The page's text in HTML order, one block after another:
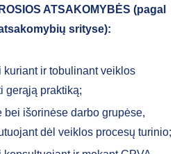
ATSAKOMYBĖS (pagal
srityse):
kuriant ir tobulinant veiklos
gerąją praktiką;
bei išorinėse darbo grupėse,
dėl veiklos procesų turinio;